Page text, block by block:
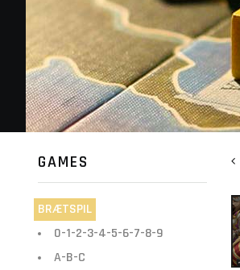
GAMES
BRÆTSPIL
0-1-2-3-4-5-6-7-8-9
A-B-C